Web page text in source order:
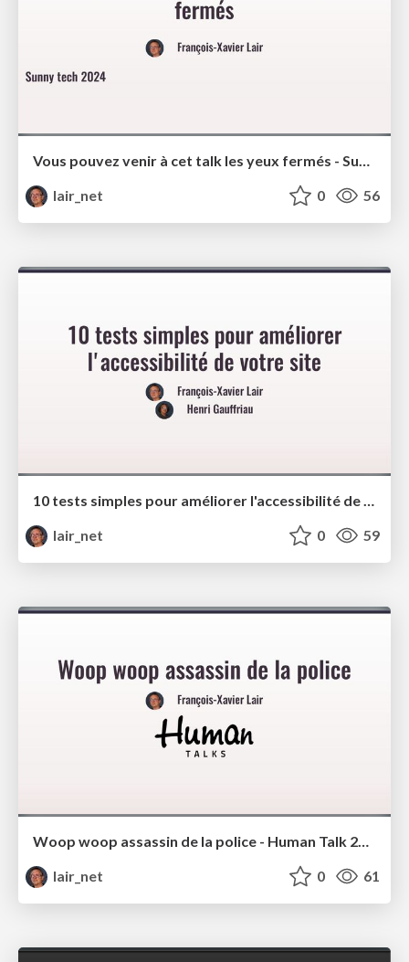
Vous pouvez venir à cet talk les yeux fermés - Sunny Tech 2024
lair_net
0 56
10 tests simples pour améliorer l'accessibilité de votre site - BreizhCamp
lair_net
0 59
lair_net
0 61